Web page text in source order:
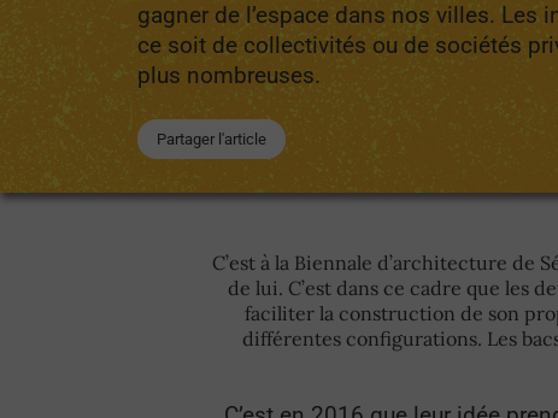
gagner de l’espace dans nos villes. Les
ce soit de collectivités ou de sociétés
plus nombreuses.
Partager l'article
C’est à la Biennale d’architecture
de lui. C’est dans ce cadre que les
faciliter la construction de son
différentes configurations. Les